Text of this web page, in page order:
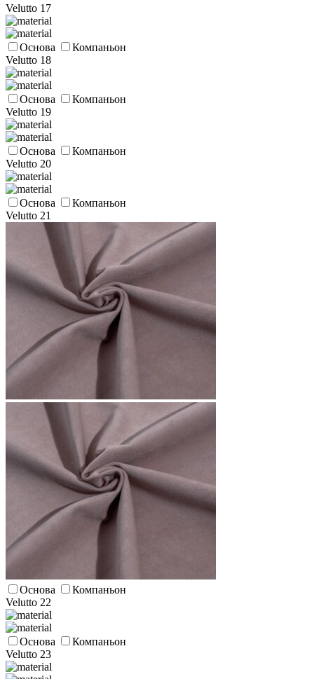
Velutto 17
Основа
Компаньон
Velutto 18
Основа
Компаньон
Velutto 19
Основа
Компаньон
Velutto 20
Основа
Компаньон
Velutto 21
Основа
Компаньон
Velutto 22
Основа
Компаньон
Velutto 23